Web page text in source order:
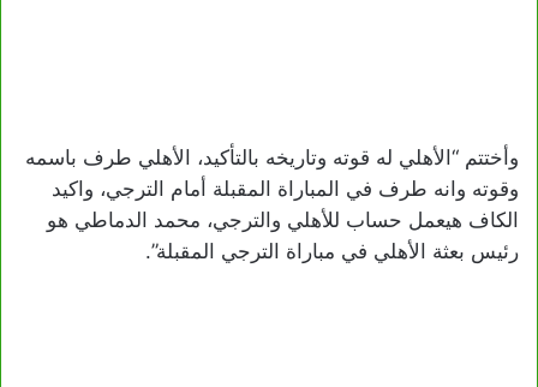
وأختتم “الأهلي له قوته وتاريخه بالتأكيد، الأهلي طرف باسمه
وقوته وانه طرف في المباراة المقبلة أمام الترجي، واكيد
الكاف هيعمل حساب للأهلي والترجي، محمد الدماطي هو
رئيس بعثة الأهلي في مباراة الترجي المقبلة”.